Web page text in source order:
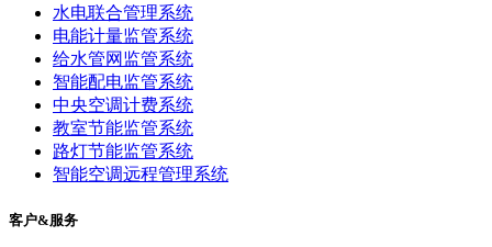
水电联合管理系统
电能计量监管系统
给水管网监管系统
智能配电监管系统
中央空调计费系统
教室节能监管系统
路灯节能监管系统
智能空调远程管理系统
客户&服务